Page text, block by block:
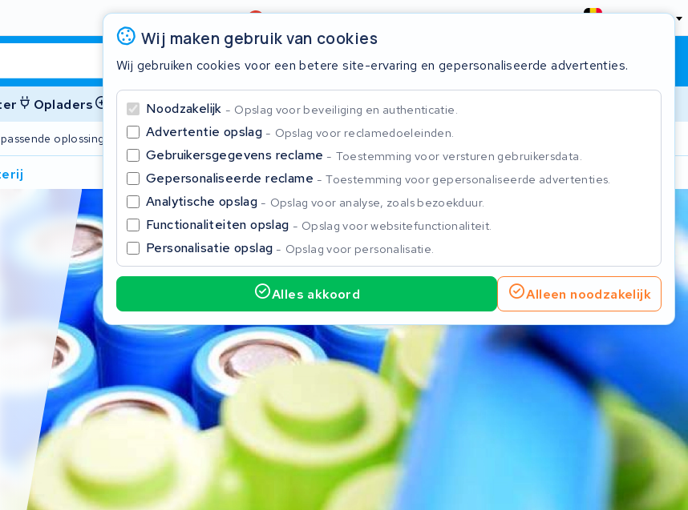
Beoordeling4,6/5 België
Winkelwagen Inloggen
Opladers Accessoires
oplossing 2 jaar garantie
Wij maken gebruik van cookies
Wij gebruiken cookies voor een betere site-ervaring en gepersonaliseerde advertenties.
Noodzakelijk Opslag voor beveiliging en authenticatie.
Advertentie opslag Opslag voor reclamedoeleinden.
Gebruikersgegevens reclame Toestemming voor versturen gebruikersdata.
Gepersonaliseerde reclame Toestemming voor gepersonaliseerde advertenties.
Analytische opslag Opslag voor analyse, zoals bezoekduur.
Functionaliteiten opslag Opslag voor websitefunctionaliteit.
Personalisatie opslag Opslag voor personalisatie.
Alles akkoord Alleen noodzakelijk
Sluiten
Begin te typen in de zoekbalk om te zoeken